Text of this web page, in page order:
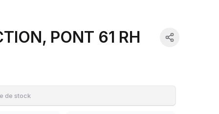
PONT 61 RH
de stock